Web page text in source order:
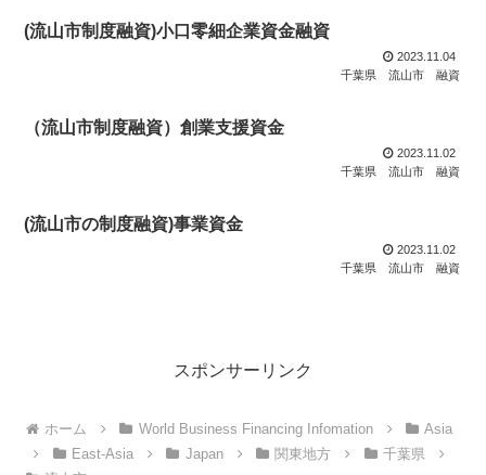
(流山市制度融資)小口零細企業資金融資
2023.11.04
千葉県
流山市 融資
（流山市制度融資）創業支援資金
2023.11.02
千葉県
流山市 融資
(流山市の制度融資)事業資金
2023.11.02
千葉県
流山市 融資
スポンサーリンク
ホーム World Business Financing Infomation
Asia
East-Asia
Japan 関東地方
千葉県